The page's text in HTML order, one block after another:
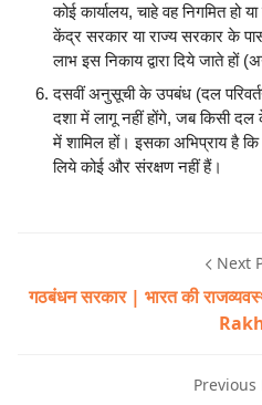
कोई कार्यालय, चाहे वह निगमित हो
केंद्र सरकार या राज्य सरकार के
लाभ इस निकाय द्वारा दिये जाते
दसवीं अनुसूची के उपबंध (दल
दशा में लागू नहीं होंगे, जब किसी
में शामिल हों। इसका अभिप्राय है
लिये कोई और संरक्षण नहीं हैं।
Next
गठबंधन सरकार | भारत की
Previous